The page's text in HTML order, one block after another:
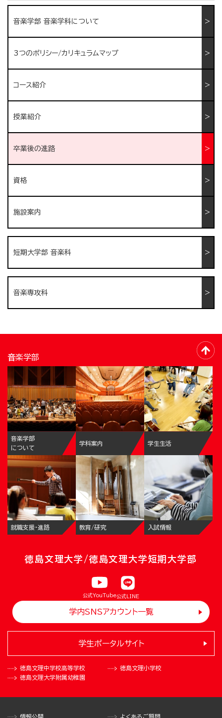
音楽学部 音楽学科について
3つのポリシー/カリキュラムマップ
コース紹介
授業紹介
卒業後の進路
資格
施設案内
短期大学部 音楽科
音楽専攻科
音楽学部
音楽学部
について
学科案内 学生生活
就職支援・進路 教育/研究 入試情報
徳島文理大学/徳島文理大学短期大学部
公式YouTube公式LINE
学内SNSアカウント一覧
徳島文理中学校高等学校
徳島文理小学校
徳島文理大学附属幼稚園
学生ポータルサイト
情報公開 よくあるご質問